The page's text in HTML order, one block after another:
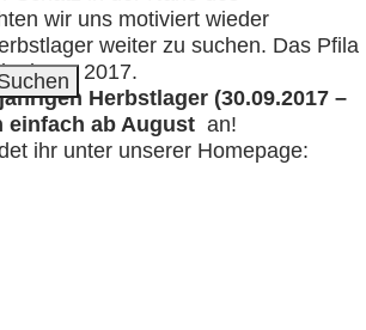
wir uns motiviert wieder
weiter zu suchen. Das Pfila
2017.
Herbstlager (30.09.2017 –
einfach ab August an!
ihr unter unserer Homepage: